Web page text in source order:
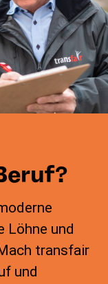
Löhne und
transfair
und